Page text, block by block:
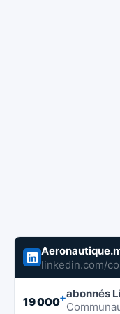
linkedin.com/
19 000+abonnés